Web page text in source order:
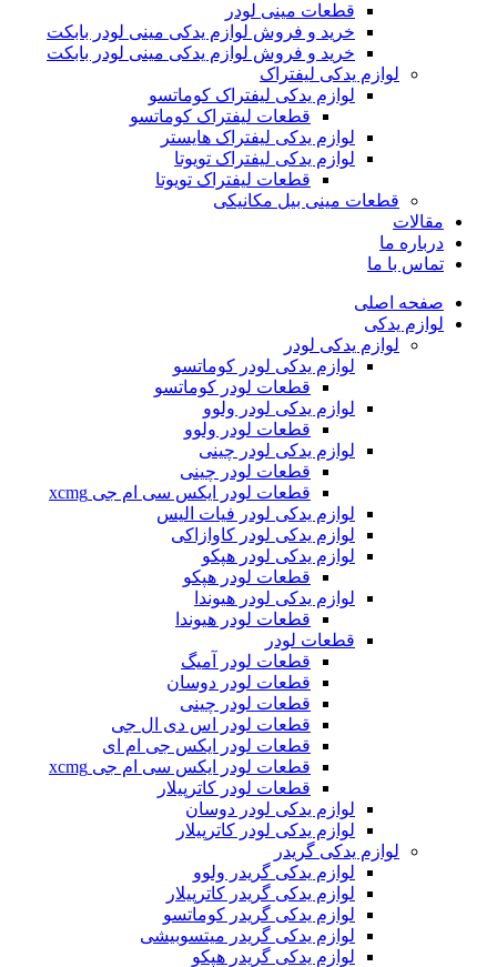
قطعات مینی لودر
خرید و فروش لوازم یدکی مینی لودر بابکت
خرید و فروش لوازم یدکی مینی لودر بابکت
لوازم یدکی لیفتراک
لوازم یدکی لیفتراک کوماتسو
قطعات لیفتراک کوماتسو
لوازم یدکی لیفتراک هایستر
لوازم یدکی لیفتراک تویوتا
قطعات لیفتراک تویوتا
قطعات مینی بیل مکانیکی
ما
با ما
اصلی
یدکی
لوازم یدکی لودر
لوازم یدکی لودر کوماتسو
قطعات لودر کوماتسو
لوازم یدکی لودر ولوو
قطعات لودر ولوو
لوازم یدکی لودر چینی
قطعات لودر چینی
قطعات لودر ایکس سی ام جی xcmg
لوازم یدکی لودر فیات الیس
لوازم یدکی لودر کاوازاکی
لوازم یدکی لودر هپکو
قطعات لودر هپکو
لوازم یدکی لودر هیوندا
قطعات لودر هیوندا
قطعات لودر
قطعات لودر آمیگ
قطعات لودر دوسان
قطعات لودر چینی
قطعات لودر اس دی ال جی
قطعات لودر ایکس جی ام ای
قطعات لودر ایکس سی ام جی xcmg
قطعات لودر کاترپیلار
لوازم یدکی لودر دوسان
لوازم یدکی لودر کاترپیلار
لوازم یدکی گریدر
لوازم یدکی گریدر ولوو
لوازم یدکی گریدر کاترپیلار
لوازم یدکی گریدر کوماتسو
لوازم یدکی گریدر میتسوبیشی
لوازم یدکی گریدر هپکو